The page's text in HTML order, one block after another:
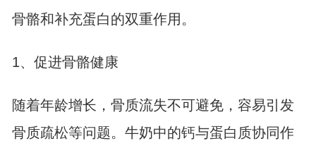
骨骼和补充蛋白的双重作用。
1、促进骨骼健康
随着年龄增长，骨质流失不可避免，容易引发
骨质疏松等问题。牛奶中的钙与蛋白质协同作